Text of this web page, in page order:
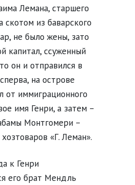
Лемана, старшего
скотом из баварского
не было жены, зато
капитал, ссуженный
он и отправился в
на острове
от иммиграционного
имя Генри, а затем –
Монтгомери –
«Г. Леман».
к Генри
его брат Мендль